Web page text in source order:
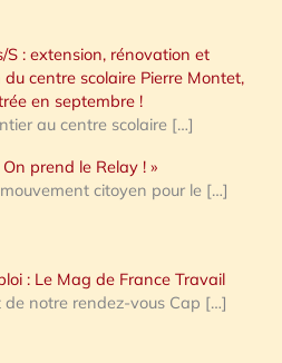
S : extension, rénovation et
centre scolaire Pierre Montet,
en septembre !
au centre scolaire […]
prend le Relay ! »
citoyen pour le […]
: Le Mag de France Travail
de notre rendez-vous Cap […]